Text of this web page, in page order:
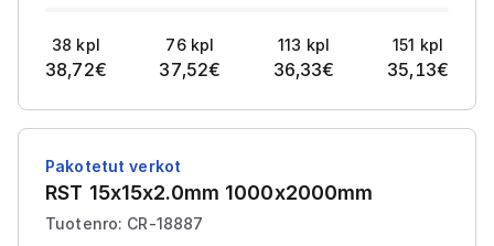
38 kpl
38,72€
76 kpl
37,52€
113 kpl
36,33€
151 kpl
35,13€
Pakotetut verkot
RST 15x15x2.0mm 1000x2000mm
Tuotenro: CR-18887